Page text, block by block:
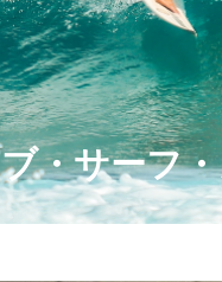
・サーフ